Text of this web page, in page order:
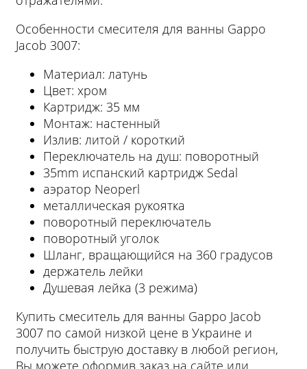
Особенности смесителя для ванны Gappo
Jacob 3007:
Материал: латунь
Цвет: хром
Картридж: 35 мм
Монтаж: настенный
Излив: литой / короткий
Переключатель на душ: поворотный
35mm испанский картридж Sedal
аэратор Neoperl
металлическая рукоятка
поворотный переключатель
поворотный уголок
Шланг, вращающийся на 360 градусов
держатель лейки
Душевая лейка (3 режима)
Купить смеситель для ванны Gappo Jacob
3007 по самой низкой цене в Украине и
получить быструю доставку в любой регион,
Вы можете оформив заказ на сайте или